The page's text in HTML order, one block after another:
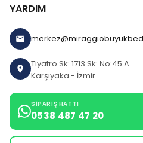
YARDIM
Tiyatro Sk: 1713 Sk: No:45 A
Karşıyaka - İzmir
SIPARIŞ HATTI
0538 487 47 20